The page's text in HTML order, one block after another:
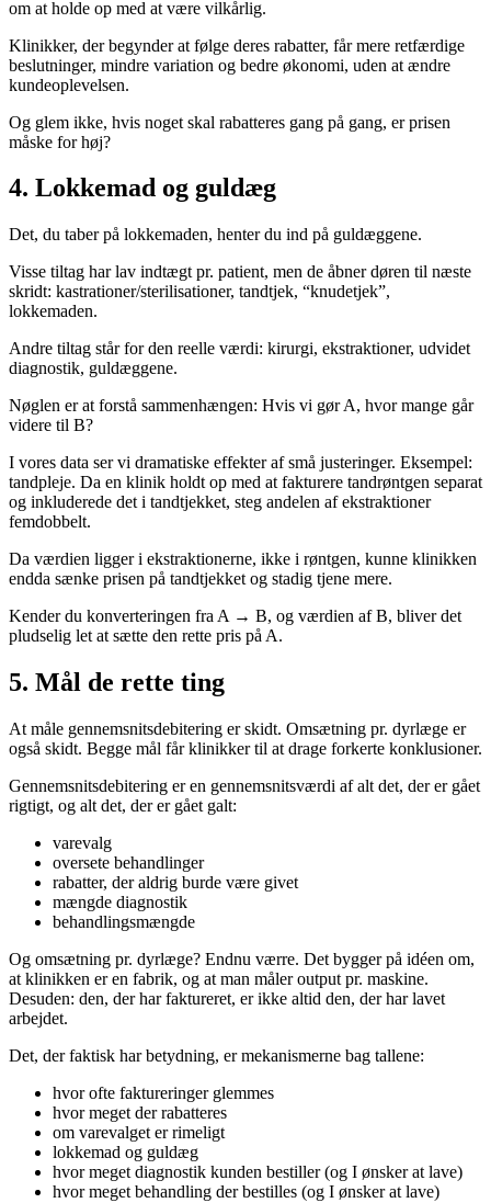
om at holde op med at være vilkårlig.
Klinikker, der begynder at følge deres rabatter, får mere retfærdige
beslutninger, mindre variation og bedre økonomi, uden at ændre
kundeoplevelsen.
Og glem ikke, hvis noget skal rabatteres gang på gang, er prisen
måske for høj?
4. Lokkemad og guldæg
Det, du taber på lokkemaden, henter du ind på guldæggene.
Visse tiltag har lav indtægt pr. patient, men de åbner døren til næste
skridt: kastrationer/sterilisationer, tandtjek, “knudetjek”,
lokkemaden.
Andre tiltag står for den reelle værdi: kirurgi, ekstraktioner, udvidet
diagnostik, guldæggene.
Nøglen er at forstå sammenhængen: Hvis vi gør A, hvor mange går
videre til B?
I vores data ser vi dramatiske effekter af små justeringer. Eksempel:
tandpleje. Da en klinik holdt op med at fakturere tandrøntgen separat
og inkluderede det i tandtjekket, steg andelen af ekstraktioner
femdobbelt.
Da værdien ligger i ekstraktionerne, ikke i røntgen, kunne klinikken
endda sænke prisen på tandtjekket og stadig tjene mere.
Kender du konverteringen fra A → B, og værdien af B, bliver det
pludselig let at sætte den rette pris på A.
5. Mål de rette ting
At måle gennemsnitsdebitering er skidt. Omsætning pr. dyrlæge er
også skidt. Begge mål får klinikker til at drage forkerte konklusioner.
Gennemsnitsdebitering er en gennemsnitsværdi af alt det, der er gået
rigtigt, og alt det, der er gået galt:
varevalg
oversete behandlinger
rabatter, der aldrig burde være givet
mængde diagnostik
behandlingsmængde
Og omsætning pr. dyrlæge? Endnu værre. Det bygger på idéen om,
at klinikken er en fabrik, og at man måler output pr. maskine.
Desuden: den, der har faktureret, er ikke altid den, der har lavet
arbejdet.
Det, der faktisk har betydning, er mekanismerne bag tallene:
hvor ofte faktureringer glemmes
hvor meget der rabatteres
om varevalget er rimeligt
lokkemad og guldæg
hvor meget diagnostik kunden bestiller (og I ønsker at lave)
hvor meget behandling der bestilles (og I ønsker at lave)